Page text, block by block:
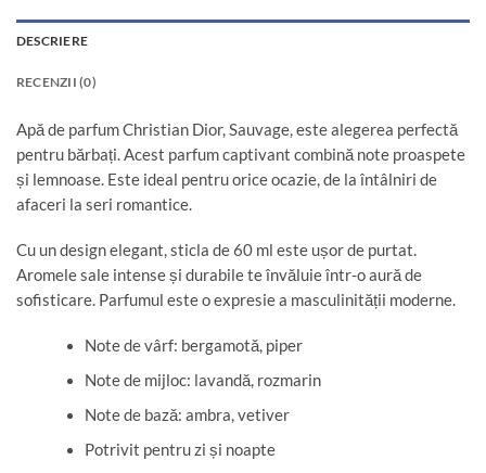
DESCRIERE
RECENZII (0)
Apă de parfum Christian Dior, Sauvage, este alegerea perfectă
pentru bărbați. Acest parfum captivant combină note proaspete
și lemnoase. Este ideal pentru orice ocazie, de la întâlniri de
afaceri la seri romantice.
Cu un design elegant, sticla de 60 ml este ușor de purtat.
Aromele sale intense și durabile te învăluie într-o aură de
sofisticare. Parfumul este o expresie a masculinității moderne.
Note de vârf: bergamotă, piper
Note de mijloc: lavandă, rozmarin
Note de bază: ambra, vetiver
Potrivit pentru zi și noapte